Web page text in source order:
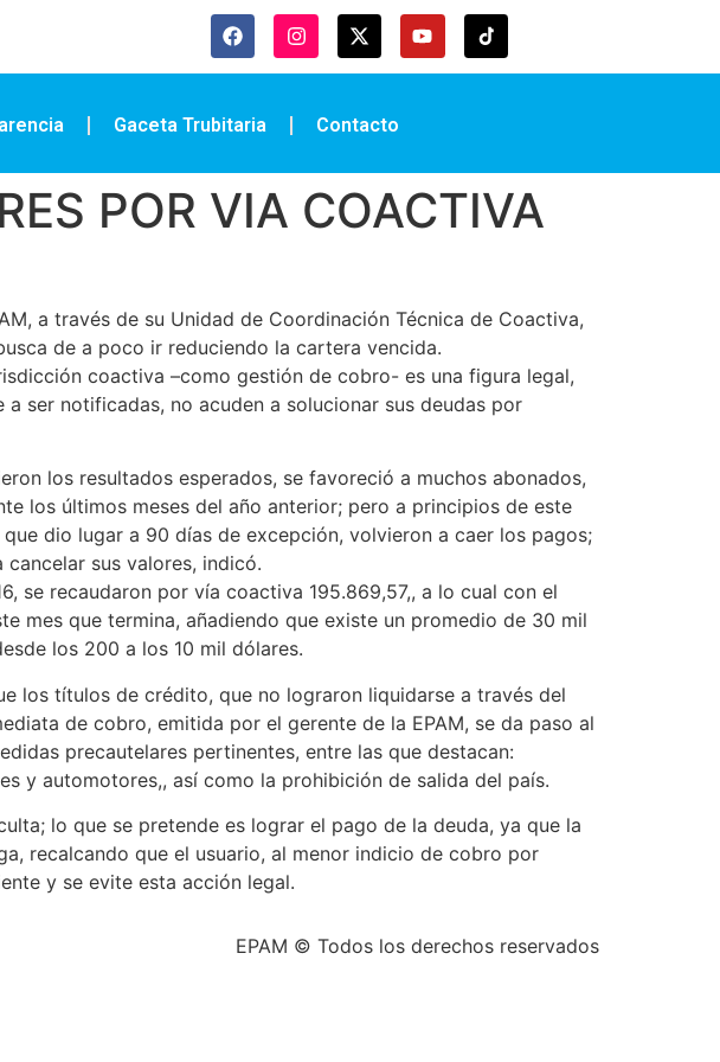
Gaceta Trubitaria Contacto
POR VIA COACTIVA
a través de su Unidad de Coordinación Técnica de Coactiva,
de a poco ir reduciendo la cartera vencida.
coactiva –como gestión de cobro- es una figura legal,
ser notificadas, no acuden a solucionar sus deudas por
los resultados esperados, se favoreció a muchos abonados,
los últimos meses del año anterior; pero a principios de este
dio lugar a 90 días de excepción, volvieron a caer los pagos;
sus valores, indicó.
se recaudaron por vía coactiva 195.869,57,, a lo cual con el
mes que termina, añadiendo que existe un promedio de 30 mil
los 200 a los 10 mil dólares.
los títulos de crédito, que no lograron liquidarse a través del
de cobro, emitida por el gerente de la EPAM, se da paso al
precautelares pertinentes, entre las que destacan:
y automotores,, así como la prohibición de salida del país.
lo que se pretende es lograr el pago de la deuda, ya que la
recalcando que el usuario, al menor indicio de cobro por
y se evite esta acción legal.
EPAM © Todos los derechos reservados